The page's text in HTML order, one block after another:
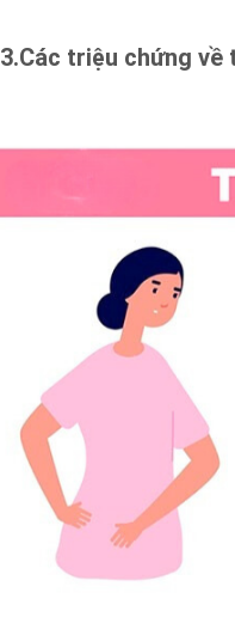
3.Các triệu chứng về